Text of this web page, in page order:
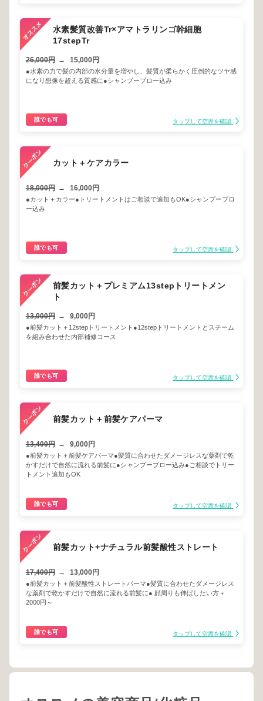
水素髪質改善Tr×アマトラリンゴ幹細胞
17stepTr
26,000円 → 15,000円
●水素の力で髪の内部の水分量を増やし、髪質が柔らかく圧倒的なツヤ感
になり想像を超える質感に●シャンプーブロー込み
誰でも可 タップして空席を確認
カット＋ケアカラー
18,000円 → 16,000円
●カット＋カラー●トリートメントはご相談で追加もOK●シャンプーブロ
ー込み
誰でも可 タップして空席を確認
前髪カット＋プレミアム13stepトリートメン
ト
13,000円 → 9,000円
●前髪カット＋12stepトリートメント●12stepトリートメントとスチーム
を組み合わせた内部補修コース
誰でも可 タップして空席を確認
前髪カット＋前髪ケアパーマ
13,400円 → 9,000円
●前髪カット＋前髪ケアパーマ●髪質に合わせたダメージレスな薬剤で乾
かすだけで自然に流れる前髪に●シャンプーブロー込み●ご相談でトリー
トメント追加もOK
誰でも可 タップして空席を確認
前髪カット+ナチュラル前髪酸性ストレート
17,400円 → 13,000円
●前髪カット＋前髪酸性ストレートパーマ●髪質に合わせたダメージレス
な薬剤で乾かすだけで自然に流れる前髪に● 顔周りも伸ばしたい方＋
2000円～
誰でも可 タップして空席を確認